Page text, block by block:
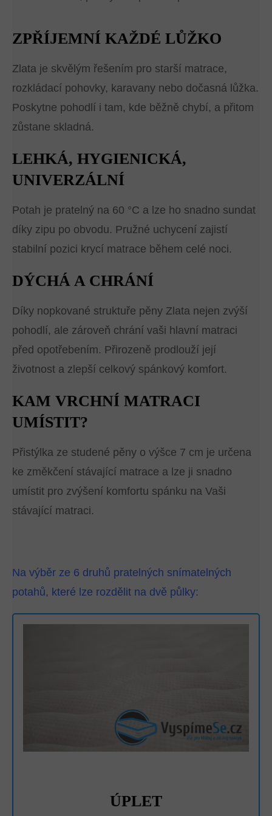
ZPŘÍJEMNÍ KAŽDÉ LŮŽKO
Zlata je skvělým řešením pro starší matrace,
rozkládací pohovky, karavany nebo dočasná lůžka.
Poskytne pohodlí i tam, kde běžně chybí, a přitom
zůstane skladná.
LEHKÁ, HYGIENICKÁ,
UNIVERZÁLNÍ
Potah je pratelný na 60 °C a lze ho snadno sundat
díky zipu po obvodu. Pružné uchycení zajistí
stabilní pozici krycí matrace během celé noci.
DÝCHÁ A CHRÁNÍ
Díky nopkované struktuře pěny Zlata nejen zvýší
pohodlí, ale zároveň chrání vaši hlavní matraci
před opotřebením. Přirozeně prodlouží její
životnost a zlepší celkový spánkový komfort.
KAM VRCHNÍ MATRACI
UMÍSTIT?
Přistýlka ze studené pěny o výšce 7 cm je určena
ke změkčení stávající matrace a lze ji snadno
umístit pro zvýšení komfortu spánku na Vaši
stávající matraci.
Na výběr ze 6 druhů pratelných snímatelných
potahů, které lze rozdělit na dvě půlky:
ÚPLET